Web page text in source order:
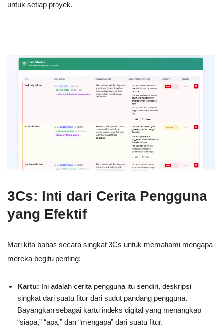
untuk setiap proyek.
3Cs: Inti dari Cerita Pengguna
yang Efektif
Mari kita bahas secara singkat 3Cs untuk memahami mengapa
mereka begitu penting:
Kartu: Ini adalah cerita pengguna itu sendiri, deskripsi
singkat dari suatu fitur dari sudut pandang pengguna.
Bayangkan sebagai kartu indeks digital yang menangkap
“siapa,” “apa,” dan “mengapa” dari suatu fitur.